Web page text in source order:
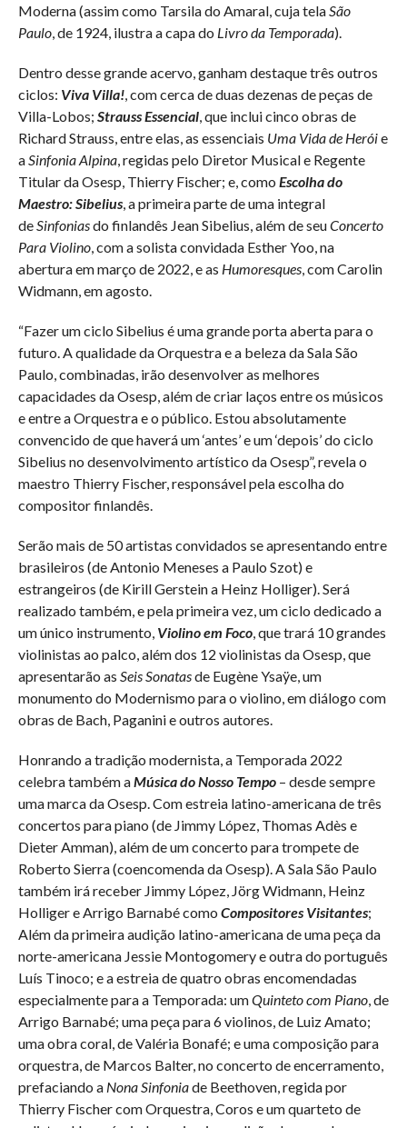
Moderna (assim como Tarsila do Amaral, cuja tela São
Paulo, de 1924, ilustra a capa do Livro da Temporada).
Dentro desse grande acervo, ganham destaque três outros
ciclos: Viva Villa!, com cerca de duas dezenas de peças de
Villa-Lobos; Strauss Essencial, que inclui cinco obras de
Richard Strauss, entre elas, as essenciais Uma Vida de Heróie
a Sinfonia Alpina, regidas pelo Diretor Musical e Regente
Titular da Osesp, Thierry Fischer; e, como Escolha do
Maestro: Sibelius, a primeira parte de uma integral
de Sinfoniasdo finlandês Jean Sibelius, além de seuConcerto
Para Violino, com a solista convidada Esther Yoo, na
abertura em março de 2022, e as Humoresques, com Carolin
Widmann, em agosto.
“Fazer um ciclo Sibelius é uma grande porta aberta para o
futuro. A qualidade da Orquestra e a beleza da Sala São
Paulo, combinadas, irão desenvolver as melhores
capacidades da Osesp, além de criar laços entre os músicos
e entre a Orquestra e o público. Estou absolutamente
convencido de que haverá um ‘antes’ e um ‘depois’ do ciclo
Sibelius no desenvolvimento artístico da Osesp”, revela o
maestro Thierry Fischer, responsável pela escolha do
compositor finlandês.
Serão mais de 50 artistas convidados se apresentando entre
brasileiros (de Antonio Meneses a Paulo Szot) e
estrangeiros (de Kirill Gerstein a Heinz Holliger). Será
realizado também, e pela primeira vez, um ciclo dedicado a
um único instrumento, Violino em Foco, que trará 10 grandes
violinistas ao palco, além dos 12 violinistas da Osesp, que
apresentarão as Seis Sonatasde Eugène Ysaÿe, um
monumento do Modernismo para o violino, em diálogo com
obras de Bach, Paganini e outros autores.
Honrando a tradição modernista, a Temporada 2022
celebra também aMúsica do Nosso Tempo– desde sempre
uma marca da Osesp. Com estreia latino-americana de três
concertos para piano (de Jimmy López, Thomas Adès e
Dieter Amman), além de um concerto para trompete de
Roberto Sierra (coencomenda da Osesp). A Sala São Paulo
também irá receber Jimmy López, Jörg Widmann, Heinz
Holliger e Arrigo Barnabé como Compositores Visitantes;
Além da primeira audição latino-americana de uma peça da
norte-americana Jessie Montogomery e outra do português
Luís Tinoco; e a estreia de quatro obras encomendadas
especialmente para a Temporada: umQuinteto com Piano, de
Arrigo Barnabé; uma peça para 6 violinos, de Luiz Amato;
uma obra coral, de Valéria Bonafé; e uma composição para
orquestra, de Marcos Balter, no concerto de encerramento,
prefaciando a Nona Sinfoniade Beethoven, regida por
Thierry Fischer com Orquestra, Coros e um quarteto de